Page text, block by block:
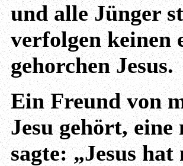
und alle Jünger
verfolgen keinen
gehorchen Jesus.
Ein Freund von
Jesu gehört,
sagte: „Jesus